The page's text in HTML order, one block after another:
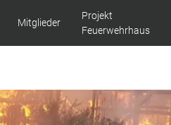
Mitglieder
Projekt
Feuerwehrhaus